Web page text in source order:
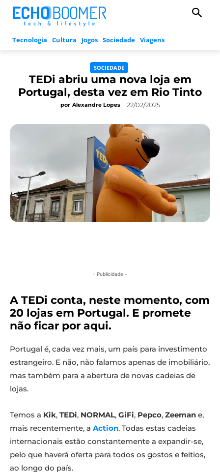
Tecnologia Cultura Jogos Sociedade Viagens
SOCIEDADE
TEDi abriu uma nova loja em
Portugal, desta vez em Rio Tinto
por Alexandre Lopes 22/02/2025
- Publicidade -
A TEDi conta, neste momento, com
20 lojas em Portugal. E promete
não ficar por aqui.
Portugal é, cada vez mais, um país para investimento
estrangeiro. E não, não falamos apenas de imobiliário,
mas também para a abertura de novas cadeias de
lojas.
Temos a Kik, TEDi, NORMAL, GiFi, Pepco, Zeeman e,
mais recentemente, a Action. Todas estas cadeias
internacionais estão constantemente a expandir-se,
pelo que haverá oferta para todos os gostos e feitios,
ao longo do país.